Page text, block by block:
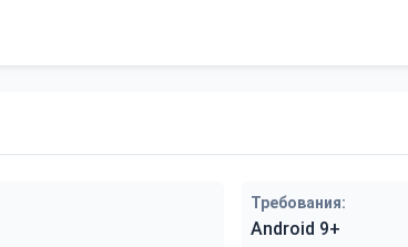
Требования:
Android 9+